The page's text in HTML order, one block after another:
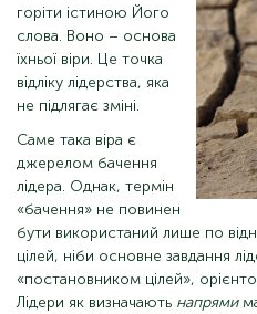
горіти істиною Його
слова. Воно – основа
їхньої віри. Це точка
відліку лідерства, яка
не підлягає зміні.
Саме така віра є
джерелом бачення
лідера. Однак, термін
«бачення» не повинен
бути використаний лише по
цілей, ніби основне завдання
«постановником цілей»,
Лідери як визначають напрями